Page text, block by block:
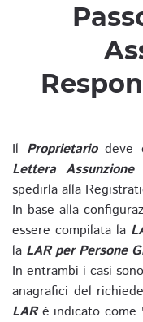
Il Proprietariodeve
Lettera Assunzione
spedirla alla
In base alla
essere compilata la
la LAR per Persone
In entrambi i casi
anagrafici del
LARè indicato come